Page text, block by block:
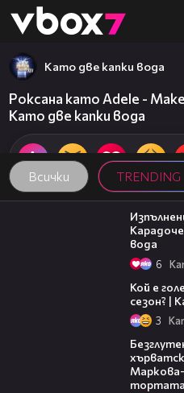
👾
Всички TRENDING
Като две капки вода
Роксана като Adele -
Като две капки вода
02:36
вода
6
Кой е
сезон? |
3
тортата